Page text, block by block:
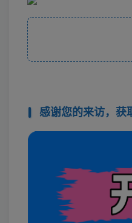
感谢您的来访，获